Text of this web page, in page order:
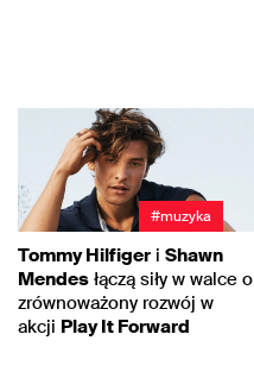
#muzyka
Tommy Hilfiger i Shawn
Mendes łączą siły w walce o
zrównoważony rozwój w
akcji Play It Forward